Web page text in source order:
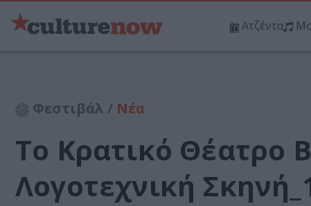
Ατζέντα
Φεστιβάλ / Νέα
Το Κρατικό Θέατρο
Λογοτεχνική